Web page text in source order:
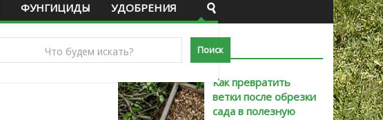
ФУНГИЦИДЫ УДОБРЕНИЯ
САМЫЕ НОВЫЕ
Как превратить
ветки после обрезки
сада в полезную